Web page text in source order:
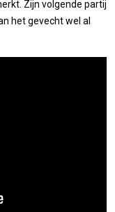
Zijn volgende partij
het gevecht wel al